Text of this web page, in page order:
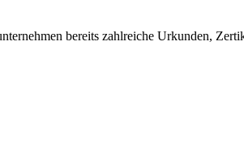
bereits zahlreiche Urkunden,